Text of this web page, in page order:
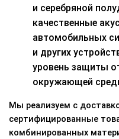
и серебряной
качественные
автомобильных
и других
уровень защиты
окружающей
Мы реализуем с
сертифицированные
комбинированных